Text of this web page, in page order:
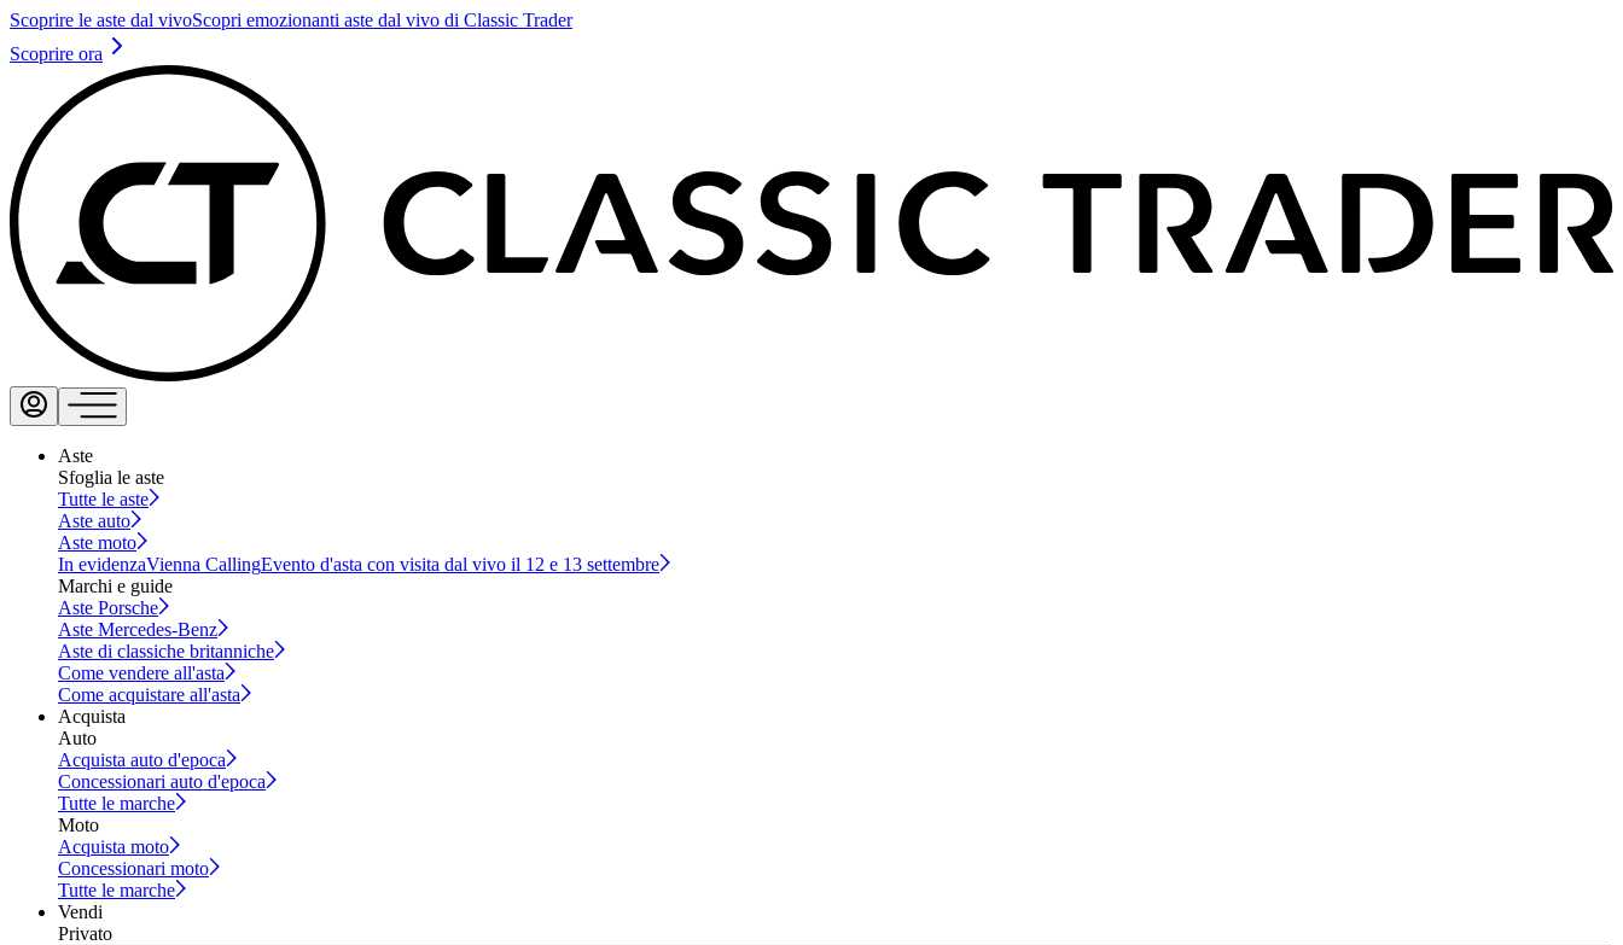
Scoprire le aste dal vivoScopri emozionanti aste dal vivo di Classic Trader
Scoprire ora
Aste
Sfoglia le aste
Tutte le aste
Aste auto
Aste moto
In evidenzaVienna CallingEvento d'asta con visita dal vivo il 12 e 13 settembre
Marchi e guide
Aste Porsche
Aste Mercedes-Benz
Aste di classiche britanniche
Come vendere all'asta
Come acquistare all'asta
Acquista
Auto
Acquista auto d'epoca
Concessionari auto d'epoca
Tutte le marche
Moto
Acquista moto
Concessionari moto
Tutte le marche
Vendi
Privato